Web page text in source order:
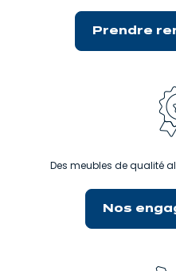
Prendre
Des meubles de qualité
Nos